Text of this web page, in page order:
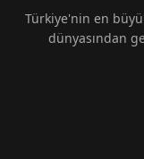
Türkiye'nin en
dünyasından